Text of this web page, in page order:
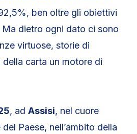
ben oltre gli obiettivi
dietro ogni dato ci sono
virtuose, storie di
carta un motore di
, ad Assisi, nel cuore
Paese, nell’ambito della